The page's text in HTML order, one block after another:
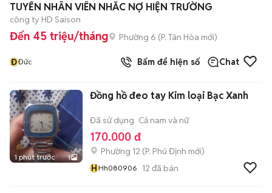
TUYỂN NHÂN VIÊN NHẮC NỢ HIỆN TRƯỜNG
công ty HD Saison
Đến 45 triệu/tháng Phường 6 (P. Tân Hòa mới)
ĐĐức Bấm để hiện số Chat
1 phút trước 1
Đồng hồ đeo tay Kim loại Bạc Xanh
Đã sử dụng Cả nam và nữ
170.000 đ
Phường 12 (P. Phú Định mới)
HHh080906 12 đã bán